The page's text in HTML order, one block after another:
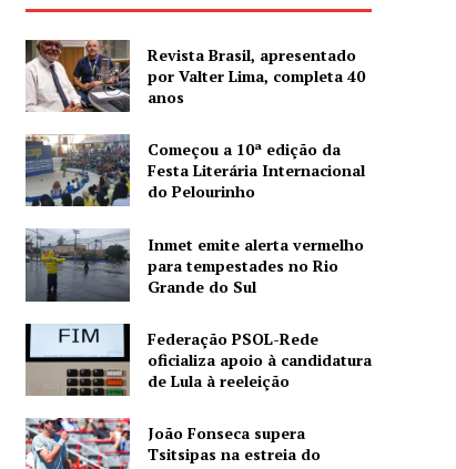
Revista Brasil, apresentado
por Valter Lima, completa 40
anos
Começou a 10ª edição da
Festa Literária Internacional
do Pelourinho
Inmet emite alerta vermelho
para tempestades no Rio
Grande do Sul
Federação PSOL-Rede
oficializa apoio à candidatura
de Lula à reeleição
João Fonseca supera
Tsitsipas na estreia do